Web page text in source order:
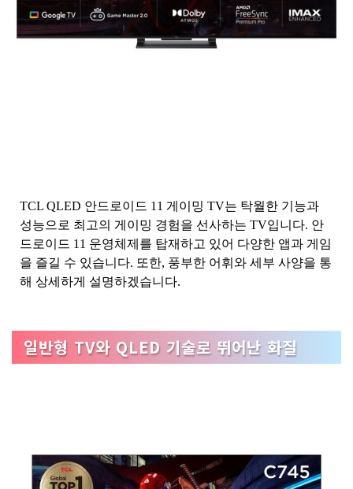
TCL QLED 안드로이드 11 게이밍 TV는 탁월한 기능과
성능으로 최고의 게이밍 경험을 선사하는 TV입니다. 안
드로이드 11 운영체제를 탑재하고 있어 다양한 앱과 게임
을 즐길 수 있습니다. 또한, 풍부한 어휘와 세부 사양을 통
해 상세하게 설명하겠습니다.
일반형 TV와 QLED 기술로 뛰어난 화질